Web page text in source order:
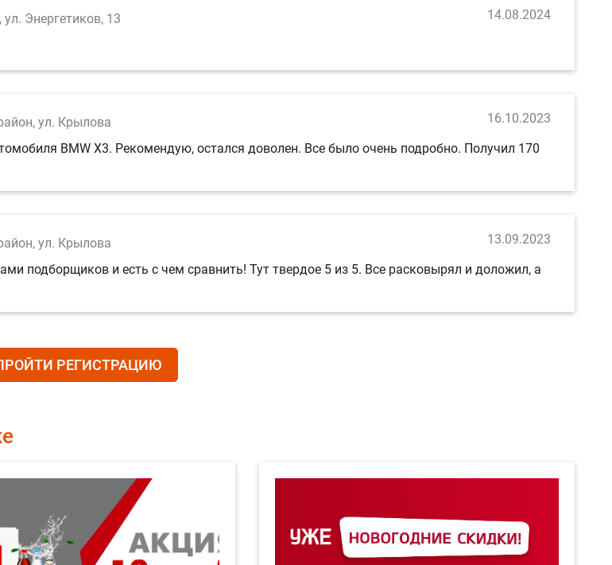
Энергетиков, 13
14.08.2024
ул. Крылова
16.10.2023
BMW X3. Рекомендую, остался доволен. Все было очень подробно. Получил 170
ул. Крылова
13.09.2023
подборщиков и есть с чем сравнить! Тут твердое 5 из 5. Все расковырял и доложил, а
РЕГИСТРАЦИЮ